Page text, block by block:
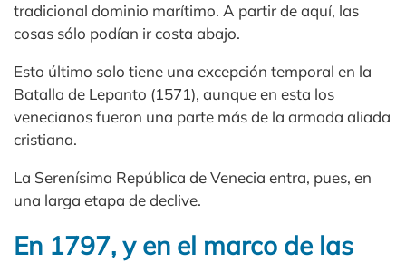
tradicional dominio marítimo. A partir de aquí, las
cosas sólo podían ir costa abajo.
Esto último solo tiene una excepción temporal en la
Batalla de Lepanto (1571), aunque en esta los
venecianos fueron una parte más de la armada aliada
cristiana.
La Serenísima República de Venecia entra, pues, en
una larga etapa de declive.
En 1797, y en el marco de las